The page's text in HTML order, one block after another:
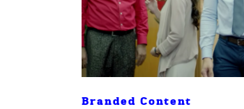
Branded Content